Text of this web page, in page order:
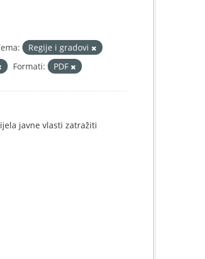
Regije i gradovi
Formati: PDF
javne vlasti zatražiti